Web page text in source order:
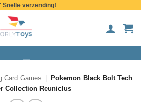
Snelle verzending!
Card Games
Pokemon Black Bolt Tech
Collection Reuniclus